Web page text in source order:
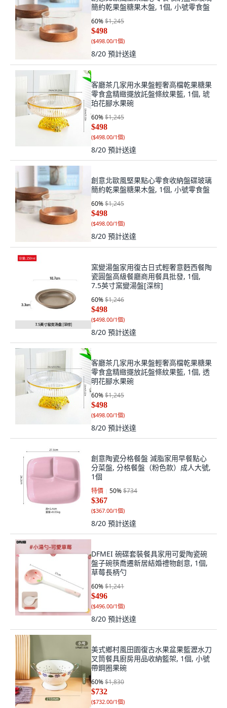
簡約乾果盤糖果木盤, 1個, 小號零食盤
60%$1,245
$498
($498.00/1個)
8/20 預計送達
客廳茶几家用水果盤輕奢高檔乾果糖果
零食盒精緻擺放託盤條紋果籃, 1個, 琥
珀花腳水果碗
60%$1,245
$498
($498.00/1個)
8/20 預計送達
創意北歐風堅果點心零食收納盤碟玻璃
簡約乾果盤糖果木盤, 1個, 小號零食盤
60%$1,245
$498
($498.00/1個)
8/20 預計送達
窯變湯盤家用復古日式輕奢意麪西餐陶
瓷圓盤高級餐廳商用餐具批發, 1個,
7.5英寸窯變湯盤[深棕]
60%$1,246
$498
($498.00/1個)
8/20 預計送達
客廳茶几家用水果盤輕奢高檔乾果糖果
零食盒精緻擺放託盤條紋果籃, 1個, 透
明花腳水果碗
60%$1,245
$498
($498.00/1個)
8/20 預計送達
創意陶瓷分格餐盤 減脂家用早餐點心
分菜盤, 分格餐盤（粉色款）成人大號,
1個
特價 50%$734
$367
($367.00/1個)
8/20 預計送達
DFMEI 碗碟套裝餐具家用可愛陶瓷碗
盤子碗筷喬遷新居結婚禮物創意, 1個,
草莓長柄勺
60%$1,241
$496
($496.00/1個)
8/20 預計送達
美式鄉村風田園復古水果盆果籃瀝水刀
叉筒餐具廚房用品收納籃架, 1個, 小號
帶鋼圈果碗
60%$1,830
$732
($732.00/1個)